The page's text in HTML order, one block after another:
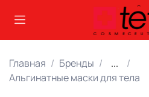
Главная Бренды
...
Альгинатные маски для тела